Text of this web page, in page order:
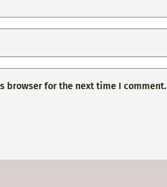
browser for the next time I comment.